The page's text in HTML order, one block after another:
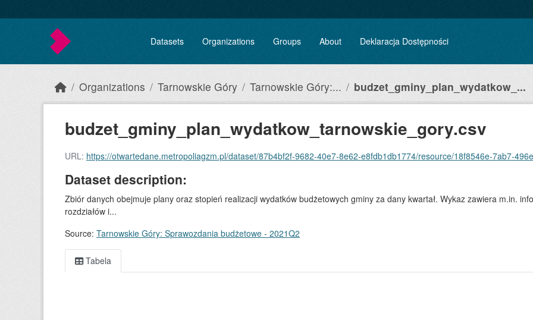
Datasets Organizations Groups About Deklaracja Dostępności
Organizations Tarnowskie Góry Tarnowskie Góry:... budzet_gminy_plan_wydatkow_...
budzet_gminy_plan_wydatkow_tarnowskie_gory.csv
URL: https://otwartedane.metropoliagzm.pl/dataset/87b4bf2f-9682-40e7-8e62-e8fdb1db1774/resource/18f8546e-7ab7-496e-bb6b-
Dataset description:
Zbiór danych obejmuje plany oraz stopień realizacji wydatków budżetowych gminy za dany kwartał. Wykaz zawiera m.in.
rozdziałów i...
Source: Tarnowskie Góry: Sprawozdania budżetowe - 2021Q2
Tabela